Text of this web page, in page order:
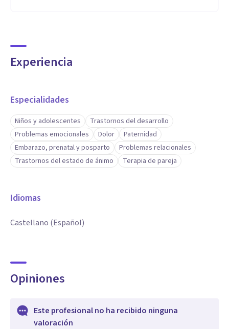
Experiencia
Especialidades
Niños y adolescentes
Trastornos del desarrollo
Problemas emocionales
Dolor
Paternidad
Embarazo, prenatal y posparto
Problemas relacionales
Trastornos del estado de ánimo
Terapia de pareja
Idiomas
Castellano (Español)
Opiniones
Este profesional no ha recibido ninguna
valoración